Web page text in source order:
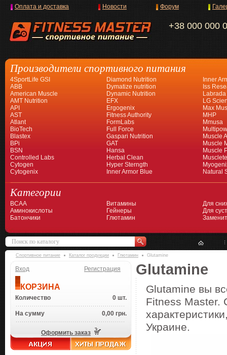
+38 000 000
Оплата и доставка Новости Форум
Производители спортивного питания
4SportLife GSI
ABB
American Muscle
AMT Nutrition
API
AST
Atlant
BioTech
Blastex
BPi
BSN
Controlled Labs
Cytogen
Cytogenix
Diamond Nutrition
Dymatize nutrition
Dynamic Nutrition
EFX
Ergogenix
Fitness Authority
FormLabs
Full Force
Gaspari Nutrition
GAT
Hansa
Herbal Clean
Hyper Sterngth
Inner Armor Blue
Inner
Iss
Labrada
LG
Max
MHP
Mmusa
Muscle
Muscle
Muscle
Natural
Категории
BCAA
Аминокислоты
Батончики
Витамины
Гейнеры
Глютамин
Для
Для
Спортивное питание Каталог продукции Глютамин Glutamine
Вход Регистрация
КОРЗИНА
Количество 0 шт.
На сумму 0,00 грн.
Оформить заказ
Glutamine
Glutamine вы
Fitness Master.
Украине.